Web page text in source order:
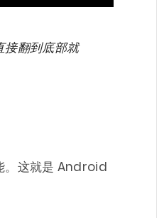
接翻到底部就
。这就是 Android